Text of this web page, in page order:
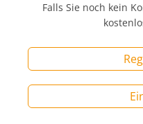
Falls Sie noch kein